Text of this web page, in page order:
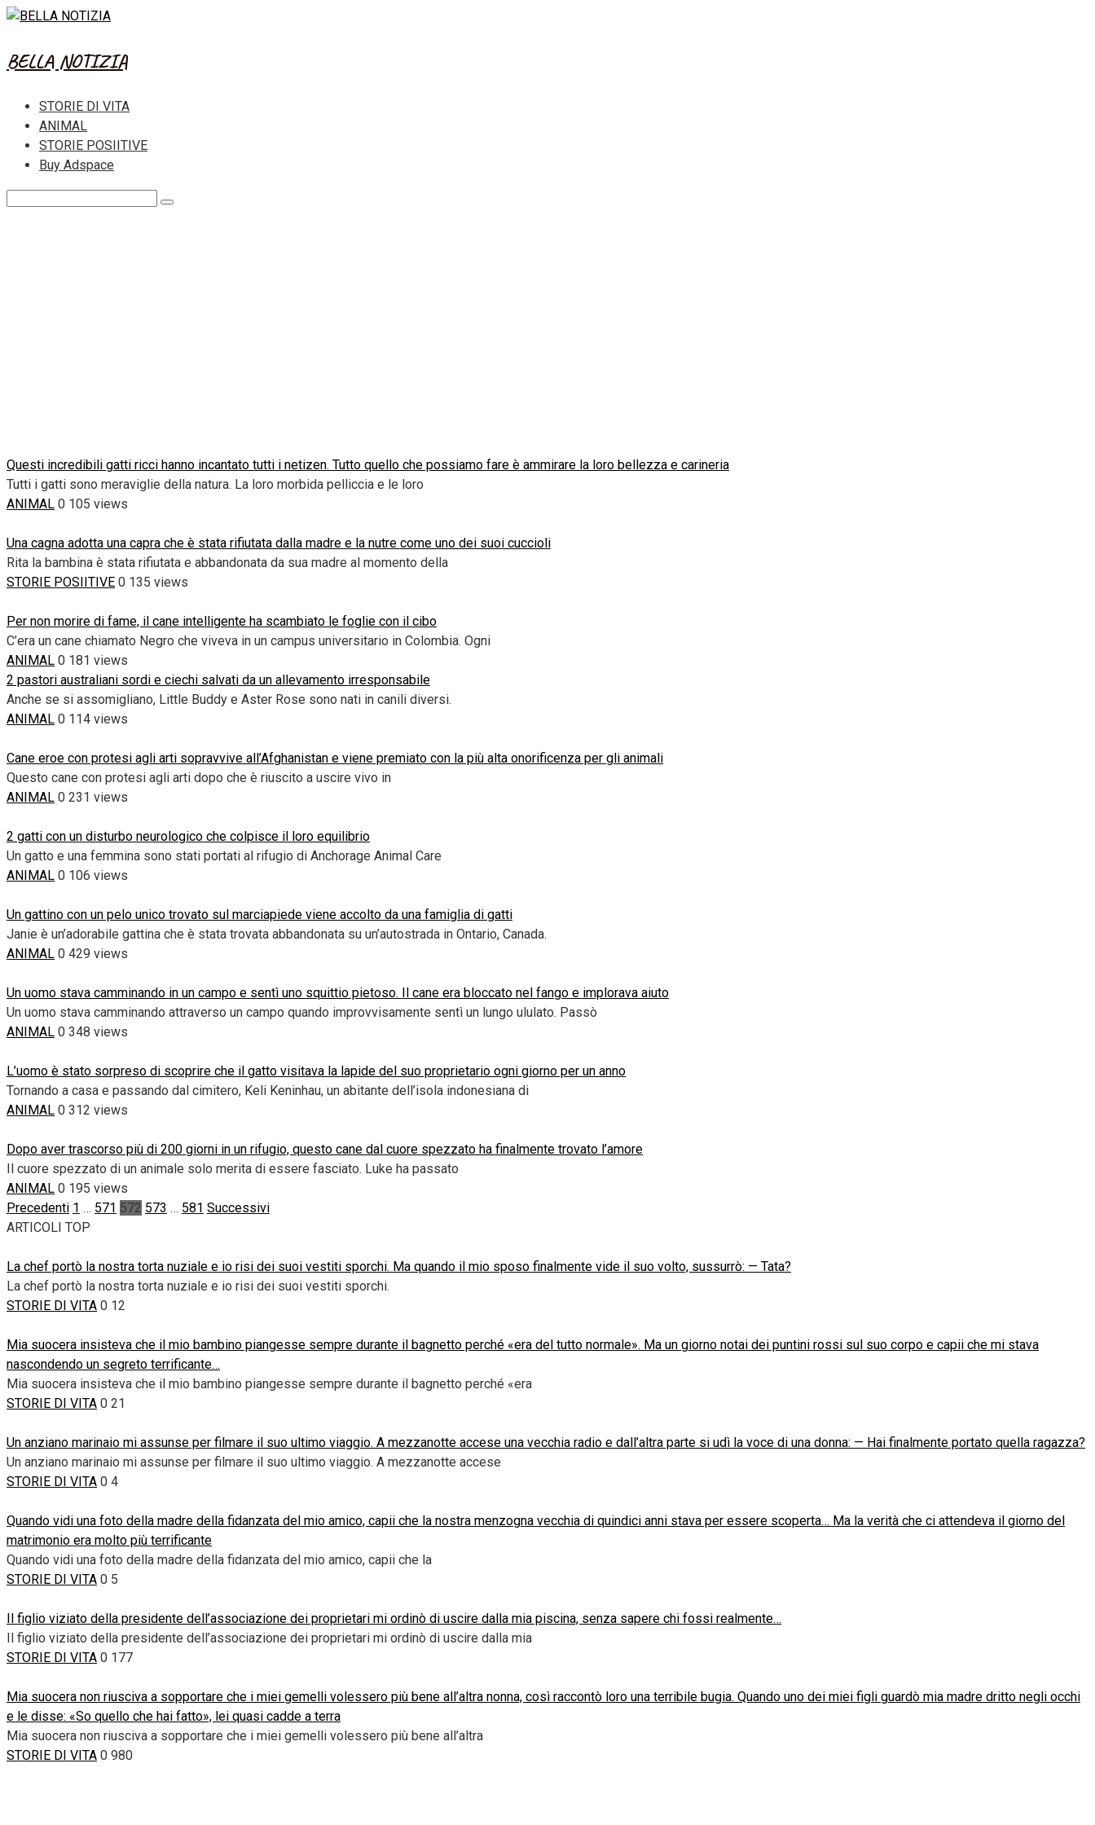
Skip
content
BELLA NOTIZIA
STORIE DI VITA
ANIMAL
STORIE POSIITIVE
Buy Adspace
Questi incredibili gatti ricci hanno incantato tutti i netizen. Tutto quello che possiamo fare è ammirare la loro bellezza e carineria
Tutti i gatti sono meraviglie della natura. La loro morbida pelliccia e le loro
ANIMAL 0 105 views
Una cagna adotta una capra che è stata rifiutata dalla madre e la nutre come uno dei suoi cuccioli
Rita la bambina è stata rifiutata e abbandonata da sua madre al momento della
STORIE POSIITIVE 0 135 views
Per non morire di fame, il cane intelligente ha scambiato le foglie con il cibo
C’era un cane chiamato Negro che viveva in un campus universitario in Colombia. Ogni
ANIMAL 0 181 views
2 pastori australiani sordi e ciechi salvati da un allevamento irresponsabile
Anche se si assomigliano, Little Buddy e Aster Rose sono nati in canili diversi.
ANIMAL 0 114 views
Cane eroe con protesi agli arti sopravvive all’Afghanistan e viene premiato con la più alta onorificenza per gli animali
Questo cane con protesi agli arti dopo che è riuscito a uscire vivo in
ANIMAL 0 231 views
2 gatti con un disturbo neurologico che colpisce il loro equilibrio
Un gatto e una femmina sono stati portati al rifugio di Anchorage Animal Care
ANIMAL 0 106 views
Un gattino con un pelo unico trovato sul marciapiede viene accolto da una famiglia di gatti
Janie è un’adorabile gattina che è stata trovata abbandonata su un’autostrada in Ontario, Canada.
ANIMAL 0 429 views
Un uomo stava camminando in un campo e sentì uno squittio pietoso. Il cane era bloccato nel fango e implorava aiuto
Un uomo stava camminando attraverso un campo quando improvvisamente sentì un lungo ululato. Passò
ANIMAL 0 348 views
L’uomo è stato sorpreso di scoprire che il gatto visitava la lapide del suo proprietario ogni giorno per un anno
Tornando a casa e passando dal cimitero, Keli Keninhau, un abitante dell’isola indonesiana di
ANIMAL 0 312 views
Dopo aver trascorso più di 200 giorni in un rifugio, questo cane dal cuore spezzato ha finalmente trovato l’amore
Il cuore spezzato di un animale solo merita di essere fasciato. Luke ha passato
ANIMAL 0 195 views
Paginazione
degli
Precedenti 1 … 571 572 573 … 581 Successivi
ARTICOLI TOP
La chef portò la nostra torta nuziale e io risi dei suoi vestiti sporchi. Ma quando il mio sposo finalmente vide il suo volto, sussurrò: — Tata?
La chef portò la nostra torta nuziale e io risi dei suoi vestiti sporchi.
STORIE DI VITA 0 12
Mia suocera insisteva che il mio bambino piangesse sempre durante il bagnetto perché «era del tutto normale». Ma un giorno notai dei puntini rossi sul suo corpo e capii che mi stava
nascondendo un segreto terrificante…
Mia suocera insisteva che il mio bambino piangesse sempre durante il bagnetto perché «era
STORIE DI VITA 0 21
Un anziano marinaio mi assunse per filmare il suo ultimo viaggio. A mezzanotte accese una vecchia radio e dall’altra parte si udì la voce di una donna: — Hai finalmente portato quella ragazza?
Un anziano marinaio mi assunse per filmare il suo ultimo viaggio. A mezzanotte accese
STORIE DI VITA 0 4
Quando vidi una foto della madre della fidanzata del mio amico, capii che la nostra menzogna vecchia di quindici anni stava per essere scoperta… Ma la verità che ci attendeva il giorno del
matrimonio era molto più terrificante
Quando vidi una foto della madre della fidanzata del mio amico, capii che la
STORIE DI VITA 0 5
Il figlio viziato della presidente dell’associazione dei proprietari mi ordinò di uscire dalla mia piscina, senza sapere chi fossi realmente…
Il figlio viziato della presidente dell’associazione dei proprietari mi ordinò di uscire dalla mia
STORIE DI VITA 0 177
Mia suocera non riusciva a sopportare che i miei gemelli volessero più bene all’altra nonna, così raccontò loro una terribile bugia. Quando uno dei miei figli guardò mia madre dritto negli occhi
e le disse: «So quello che hai fatto», lei quasi cadde a terra
Mia suocera non riusciva a sopportare che i miei gemelli volessero più bene all’altra
STORIE DI VITA 0 980